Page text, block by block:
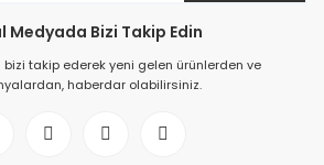
Medyada Bizi Takip Edin
takip ederek yeni gelen ürünlerden ve
haberdar olabilirsiniz.